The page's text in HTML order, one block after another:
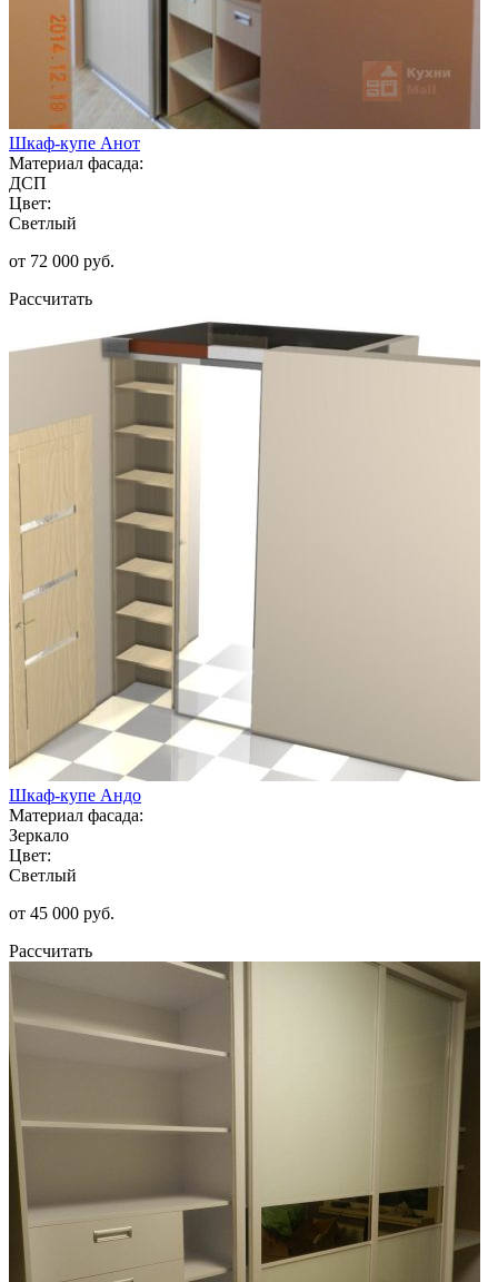
Шкаф-купе Анот
Материал фасада:
ДСП
Цвет:
Светлый
от 72 000 руб.
Рассчитать
Шкаф-купе Андо
Материал фасада:
Зеркало
Цвет:
Светлый
от 45 000 руб.
Рассчитать